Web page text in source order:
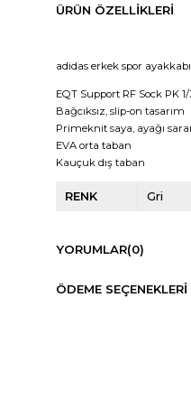
ÜRÜN ÖZELLIKLERI
adidas erkek spor ayakkabı
EQT Support RF Sock PK 1/
Bağcıksız, slip-on tasarım
Primeknit saya, ayağı
EVA orta taban
Kauçuk dış taban
RENK Gri
YORUMLAR(0)
ÖDEME SEÇENEKLERI